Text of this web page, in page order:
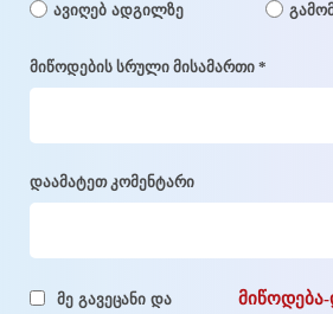
ავიღებ ადგილზე
მიწოდების სრული მისამართი *
დაამატეთ კომენტარი
მე გავეცანი და